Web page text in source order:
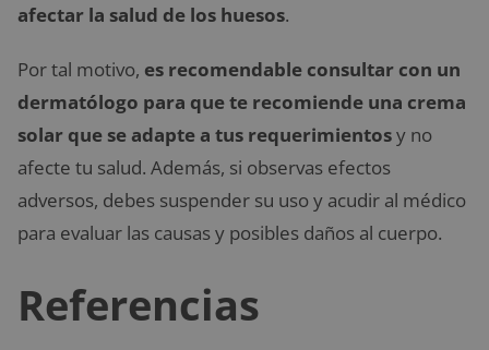
afectar la salud de los huesos.
Por tal motivo, es recomendable consultar con un
dermatólogo para que te recomiende una crema
solar que se adapte a tus requerimientosy no
afecte tu salud. Además, si observas efectos
adversos, debes suspender su uso y acudir al médico
para evaluar las causas y posibles daños al cuerpo.
Referencias